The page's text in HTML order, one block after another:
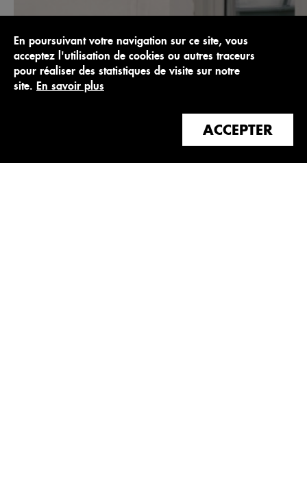
En poursuivant votre navigation sur ce site, vous
acceptez l'utilisation de cookies ou autres traceurs
pour réaliser des statistiques de visite sur notre
site. En savoir plus
ACCEPTER